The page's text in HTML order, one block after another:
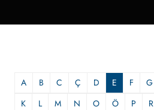
A B C Ç D E F G
K
L M N O Ö P R